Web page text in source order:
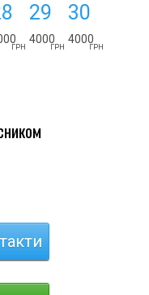
ГРН
29
4000
ГРН
30
4000
ГРН